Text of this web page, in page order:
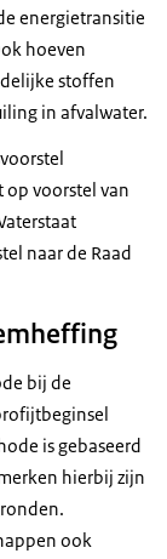
energietransitie
hoeven
stoffen
in afvalwater.
voorstel van
naar de Raad
bij de
is gebaseerd
hierbij zijn
ook